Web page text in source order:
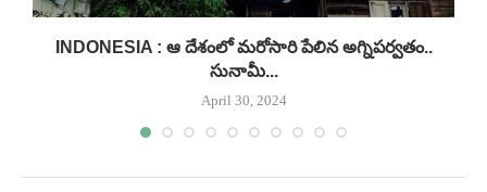
INDONESIA : ఆ దేశంలో మరోసారి పేలిన అగ్నిపర్వతం..
సునామీ...
April 30, 2024